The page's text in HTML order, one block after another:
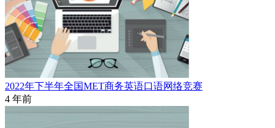
2022年下半年全国MET商务英语口语网络竞赛
4 年前